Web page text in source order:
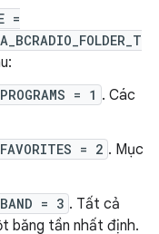
=
= 1 . Các
= 2 . Mục
= 3 . Tất cả
băng tần nhất định.